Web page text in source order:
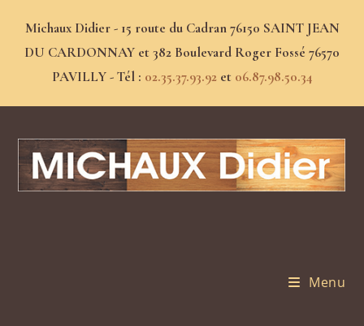
Michaux Didier - 15 route du Cadran 76150 SAINT JEAN
DU CARDONNAY et 382 Boulevard Roger Fossé 76570
PAVILLY - Tél : 02.35.37.93.92et 06.87.98.50.34
Menu